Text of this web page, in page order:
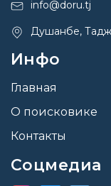
info@doru.tj
Душанбе,
Инфо
Главная
О поисковике
Контакты
Соцмедиа